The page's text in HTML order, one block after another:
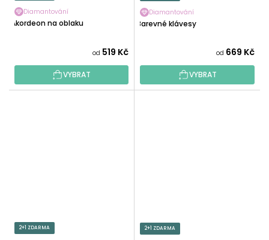
Diamantování
Akordeon na oblaku
od 519 Kč
VYBRAT
Diamantování
Barevné klávesy
od 669 Kč
VYBRAT
2+1 ZDARMA 2+1 ZDARMA